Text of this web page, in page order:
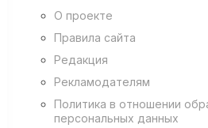
О проекте
Правила сайта
Редакция
Рекламодателям
Политика в отношении
персональных данных